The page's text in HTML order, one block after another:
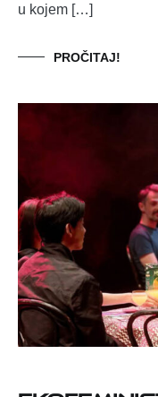
u kojem […]
PROČITAJ!